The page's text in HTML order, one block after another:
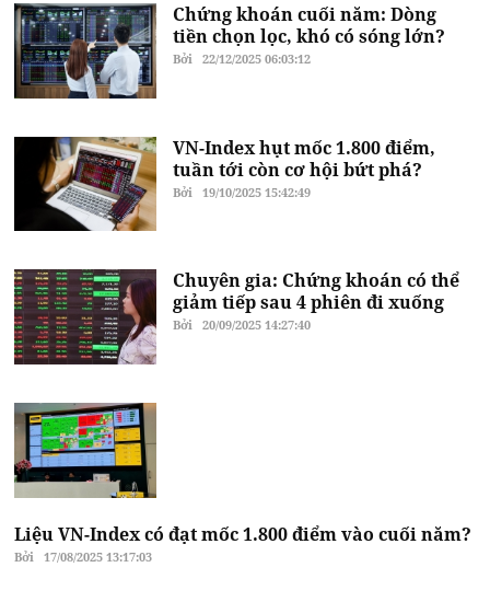
Chứng khoán cuối năm: Dòng
tiền chọn lọc, khó có sóng lớn?
Bởi 22/12/2025 06:03:12
VN-Index hụt mốc 1.800 điểm,
tuần tới còn cơ hội bứt phá?
Bởi 19/10/2025 15:42:49
Chuyên gia: Chứng khoán có thể
giảm tiếp sau 4 phiên đi xuống
Bởi 20/09/2025 14:27:40
Liệu VN-Index có đạt mốc 1.800 điểm vào cuối năm?
Bởi 17/08/2025 13:17:03